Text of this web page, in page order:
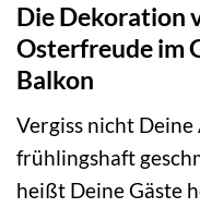
Die Dekoration
Osterfreude im
Balkon
Vergiss nicht
frühlingshaft
heißt Deine Gäste